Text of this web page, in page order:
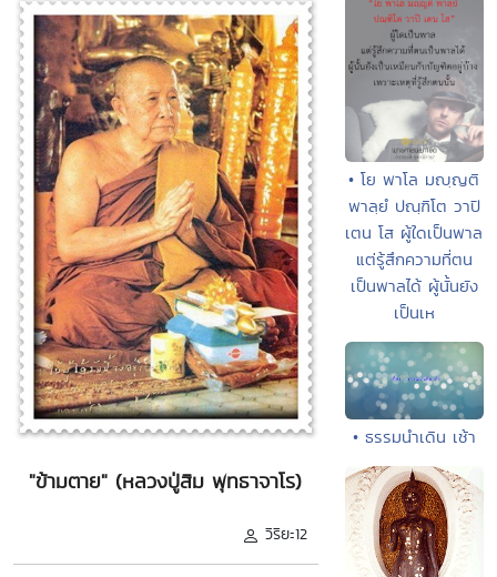
"ข้ามตาย" (หลวงปู่สิม พุทธาจาโร)
วิริยะ12
• โย พาโล มญฺญติ
พาลฺยํ ปณฺฑิโต วาปิ
เตน โส ผู้ใดเป็นพาล
แต่รู้สึกความที่ตน
เป็นพาลได้ ผู้นั้นยัง
เป็นเห
• ธรรมนำเดิน เช้า